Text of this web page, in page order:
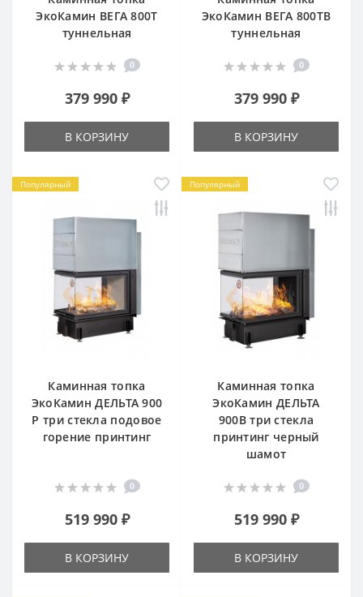
ЭкоКамин ВЕГА 800T
туннельная
0
379 990 ₽
В КОРЗИНУ
ЭкоКамин ВЕГА 800TВ
туннельная
0
379 990 ₽
В КОРЗИНУ
Популярный
Каминная топка
ЭкоКамин ДЕЛЬТА 900
P три стекла подовое
горение принтинг
0
519 990 ₽
В КОРЗИНУ
Популярный
Каминная топка
ЭкоКамин ДЕЛЬТА
900B три стекла
принтинг черный
шамот
0
519 990 ₽
В КОРЗИНУ